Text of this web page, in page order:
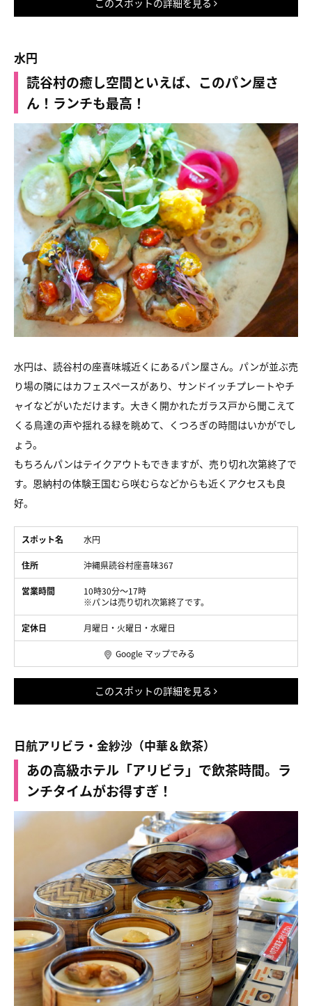
このスポットの詳細を見る
水円
読谷村の癒し空間といえば、このパン屋さ
ん！ランチも最高！
水円は、読谷村の座喜味城近くにあるパン屋さん。パンが並ぶ売
り場の隣にはカフェスペースがあり、サンドイッチプレートやチ
ャイなどがいただけます。大きく開かれたガラス戸から聞こえて
くる鳥達の声や揺れる緑を眺めて、くつろぎの時間はいかがでし
ょう。
もちろんパンはテイクアウトもできますが、売り切れ次第終了で
す。恩納村の体験王国むら咲むらなどからも近くアクセスも良
好。
スポット名 水円
住所 沖縄県読谷村座喜味367
営業時間
10時30分〜17時
※パンは売り切れ次第終了です。
定休日 月曜日・火曜日・水曜日
Google マップでみる
このスポットの詳細を見る
日航アリビラ・金紗沙（中華＆飲茶）
あの高級ホテル「アリビラ」で飲茶時間。ラ
ンチタイムがお得すぎ！